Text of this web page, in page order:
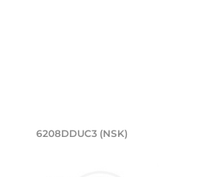
(B): мм, шариковый
Подшипник
6208DDUC3 (NSK)